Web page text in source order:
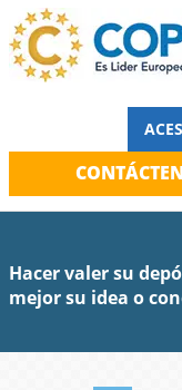
Hacer valer su
mejor su idea o